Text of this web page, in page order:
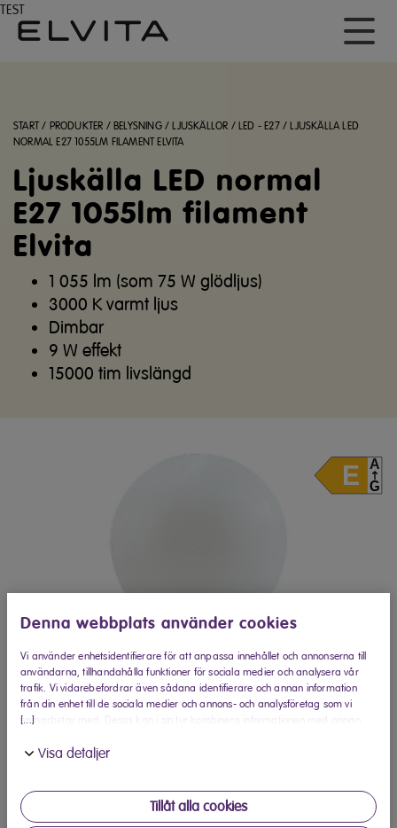
TEST
Denna webbplats använder cookies
[...]
Vi använder enhetsidentifierare för att anpassa innehållet och annonserna till
användarna, tillhandahålla funktioner för sociala medier och analysera vår
trafik. Vi vidarebefordrar även sådana identifierare och annan information
från din enhet till de sociala medier och annons- och analysföretag som vi
samarbetar med. Dessa kan i sin tur kombinera informationen med annan
använt deras tjänster.
Visa detaljer
Tillåt alla cookies
START / PRODUKTER /BELYSNING/LJUSKÄLLOR /LED - E27/LJUSKÄLLA LED
NORMAL E27 1055LM FILAMENT ELVITA
Ljuskälla LED normal
E27 1055lm filament
Elvita
1 055 lm (som 75 W glödljus)
3000 K varmt ljus
Dimbar
9 W effekt
15000 tim livslängd